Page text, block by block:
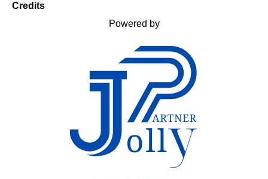
Credits
Powered by